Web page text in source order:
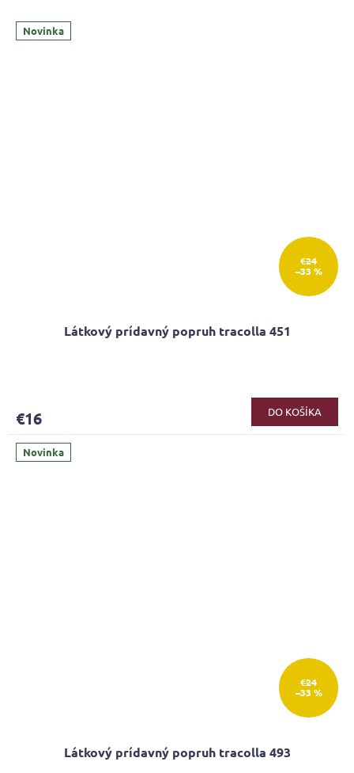
Novinka
€24
–33 %
Látkový prídavný popruh tracolla 451
€16 DO KOŠÍKA
Novinka
€24
–33 %
Látkový prídavný popruh tracolla 493